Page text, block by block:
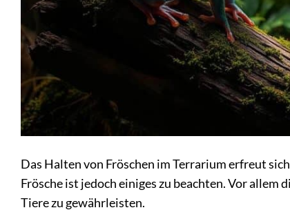
Das Halten von Fröschen im Terrarium erfreut
Frösche ist jedoch einiges zu beachten. Vor
Tiere zu gewährleisten.